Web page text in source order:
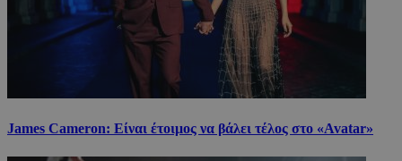
James Cameron: Είναι έτοιμος να βάλει τέλος στο «Avatar»